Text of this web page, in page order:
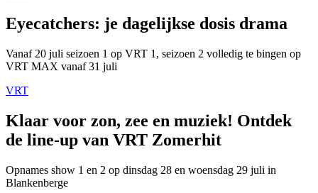
Eyecatchers: je dagelijkse dosis drama
Vanaf 20 juli seizoen 1 op VRT 1, seizoen 2 volledig te bingen op
VRT MAX vanaf 31 juli
VRT
Klaar voor zon, zee en muziek! Ontdek
de line-up van VRT Zomerhit
Opnames show 1 en 2 op dinsdag 28 en woensdag 29 juli in
Blankenberge